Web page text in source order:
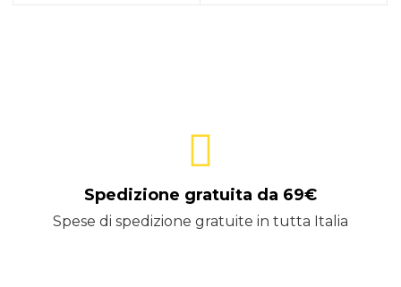
Spedizione gratuita da 69€
Spese di spedizione gratuite in tutta Italia